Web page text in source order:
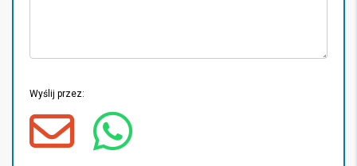
Wyślij przez: